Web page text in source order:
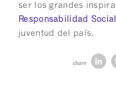
ser los grandes
Responsabilidad Social
juventud del país.
share